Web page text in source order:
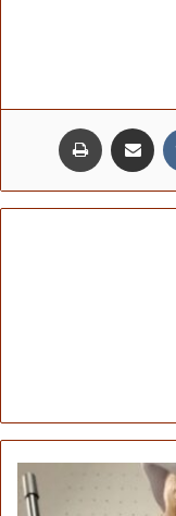
مشاركة عبر البريد